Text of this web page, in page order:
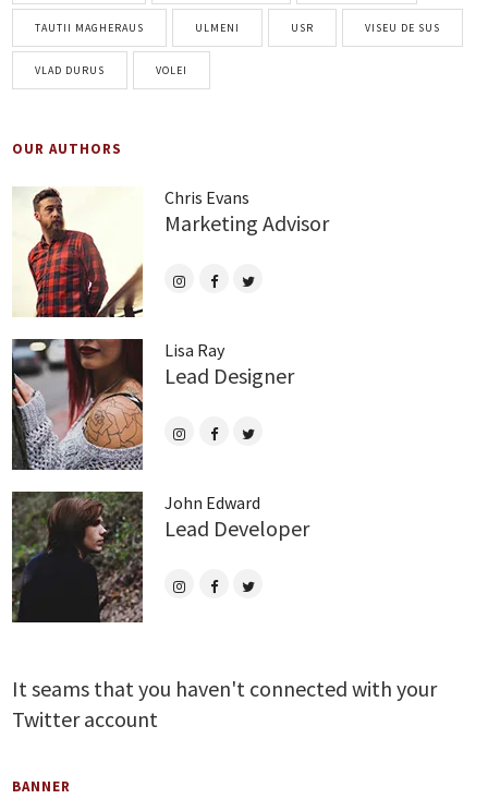
TAUTII MAGHERAUS ULMENI USR VISEU DE SUS
VLAD DURUS VOLEI
OUR AUTHORS
Chris Evans
Marketing Advisor
Lisa Ray
Lead Designer
John Edward
Lead Developer
It seams that you haven't connected with your
Twitter account
BANNER